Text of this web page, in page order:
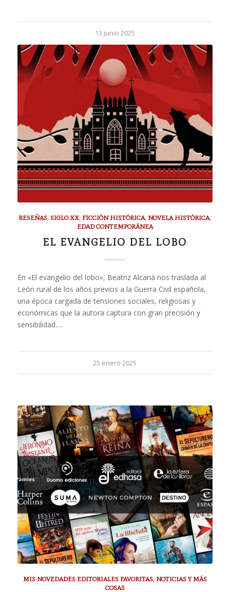
13 junio 2025
RESEÑAS, SIGLO XX, FICCIÓN HISTÓRICA, NOVELA HISTÓRICA,
EDAD CONTEMPORÁNEA
EL EVANGELIO DEL LOBO
En «El evangelio del lobo», Beatriz Alcaná nos traslada al
León rural de los años previos a la Guerra Civil española,
una época cargada de tensiones sociales, religiosas y
económicas que la autora captura con gran precisión y
sensibilidad.…
25 enero 2025
MIS NOVEDADES EDITORIALES FAVORITAS, NOTICIAS Y MÁS
COSAS